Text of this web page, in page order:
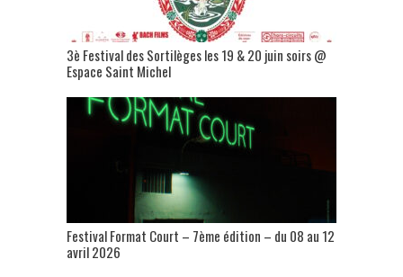
3è Festival des Sortilèges les 19 & 20 juin soirs @
Espace Saint Michel
Festival Format Court – 7ème édition – du 08 au 12
avril 2026